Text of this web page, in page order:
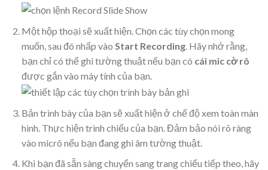
Một hộp thoại sẽ xuất hiện. Chọn các tùy chọn mong
muốn, sau đó nhấp vào Start Recording. Hãy nhớ rằng,
bạn chỉ có thể ghi tường thuật nếu bạn có cái mic cờ rô
được gắn vào máy tính của bạn.
Bản trình bày của bạn sẽ xuất hiện ở chế độ xem toàn màn
hình. Thực hiện trình chiếu của bạn. Đảm bảo nói rõ ràng
vào micrô nếu bạn đang ghi âm tường thuật.
Khi bạn đã sẵn sàng chuyển sang trang chiếu tiếp theo, hãy